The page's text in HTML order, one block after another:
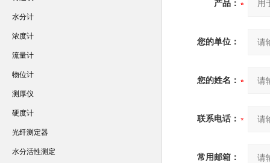
产品：
您的单位：
您的姓名：
联系电话：
常用邮箱：
水分计
浓度计
流量计
物位计
测厚仪
硬度计
光纤测定器
水分活性测定